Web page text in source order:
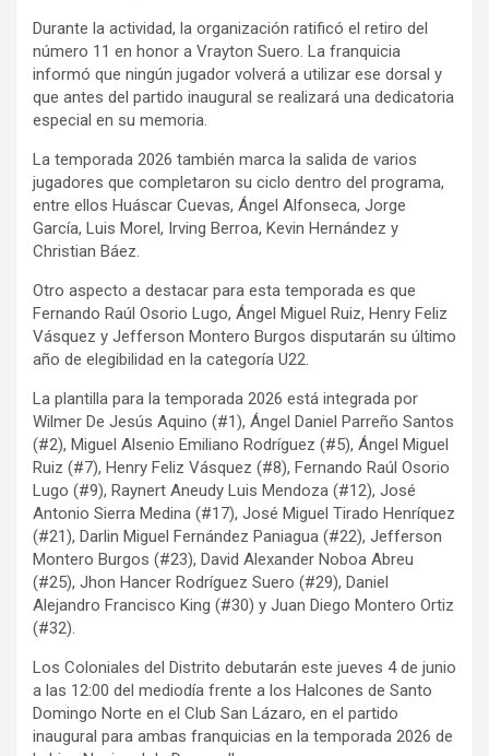
Durante la actividad, la organización ratificó el retiro del
número 11 en honor a Vrayton Suero. La franquicia
informó que ningún jugador volverá a utilizar ese dorsal y
que antes del partido inaugural se realizará una dedicatoria
especial en su memoria.
La temporada 2026 también marca la salida de varios
jugadores que completaron su ciclo dentro del programa,
entre ellos Huáscar Cuevas, Ángel Alfonseca, Jorge
García, Luis Morel, Irving Berroa, Kevin Hernández y
Christian Báez.
Otro aspecto a destacar para esta temporada es que
Fernando Raúl Osorio Lugo, Ángel Miguel Ruiz, Henry Feliz
Vásquez y Jefferson Montero Burgos disputarán su último
año de elegibilidad en la categoría U22.
La plantilla para la temporada 2026 está integrada por
Wilmer De Jesús Aquino (#1), Ángel Daniel Parreño Santos
(#2), Miguel Alsenio Emiliano Rodríguez (#5), Ángel Miguel
Ruiz (#7), Henry Feliz Vásquez (#8), Fernando Raúl Osorio
Lugo (#9), Raynert Aneudy Luis Mendoza (#12), José
Antonio Sierra Medina (#17), José Miguel Tirado Henríquez
(#21), Darlin Miguel Fernández Paniagua (#22), Jefferson
Montero Burgos (#23), David Alexander Noboa Abreu
(#25), Jhon Hancer Rodríguez Suero (#29), Daniel
Alejandro Francisco King (#30) y Juan Diego Montero Ortiz
(#32).
Los Coloniales del Distrito debutarán este jueves 4 de junio
a las 12:00 del mediodía frente a los Halcones de Santo
Domingo Norte en el Club San Lázaro, en el partido
inaugural para ambas franquicias en la temporada 2026 de